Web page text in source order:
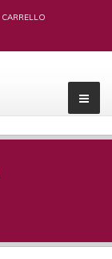
CARRELLO